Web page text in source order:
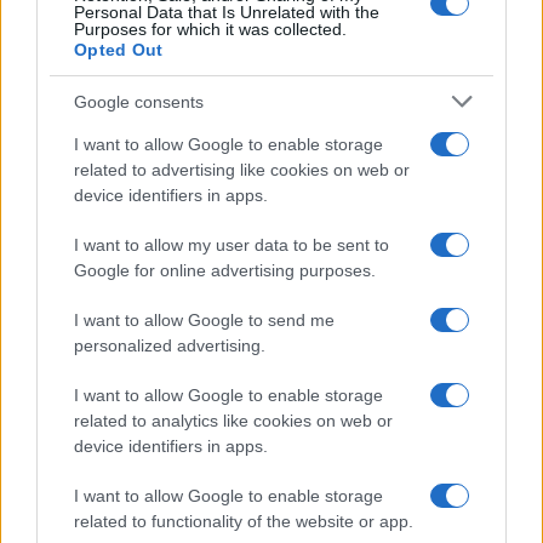
Personal Data that Is Unrelated with the
Purposes for which it was collected.
Opted Out
Google consents
I want to allow Google to enable storage
related to advertising like cookies on web or
device identifiers in apps.
I want to allow my user data to be sent to
Google for online advertising purposes.
I want to allow Google to send me
personalized advertising.
I want to allow Google to enable storage
related to analytics like cookies on web or
device identifiers in apps.
I want to allow Google to enable storage
related to functionality of the website or app.
è ridicola e, peggio che peggio, pallosa.
Questi scambiano la pedanteria con l’intelligenza
e hanno un orgasmo solo quando riescono a far
sentire misero chi gli sta davanti. Solo che ormai
migliori,quelli che leggono, s’informano: sì,
Zerocalcare, leggono. Ascoltano Ghali.
Ma poi qui siamo oltre, siamo ad una sorta di
delirio comunicativo per cui si arruolano presunti
giureconsulti come laMannoia e Ale Gassman,
gli stessi fanatici del coprifuoco,
di tutta la mercanzia repressiva in tempi di
pandemia.